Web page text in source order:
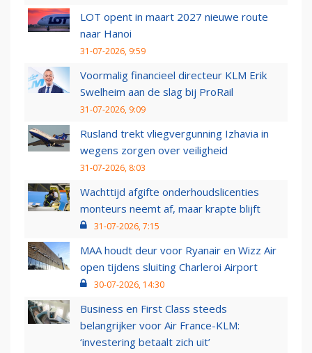
LOT opent in maart 2027 nieuwe route
naar Hanoi
31-07-2026, 9:59
Voormalig financieel directeur KLM Erik
Swelheim aan de slag bij ProRail
31-07-2026, 9:09
Rusland trekt vliegvergunning Izhavia in
wegens zorgen over veiligheid
31-07-2026, 8:03
Wachttijd afgifte onderhoudslicenties
monteurs neemt af, maar krapte blijft
31-07-2026, 7:15
MAA houdt deur voor Ryanair en Wizz Air
open tijdens sluiting Charleroi Airport
30-07-2026, 14:30
Business en First Class steeds
belangrijker voor Air France-KLM:
‘investering betaalt zich uit’